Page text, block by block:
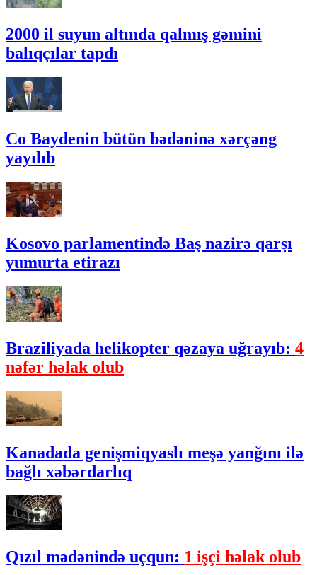
2000 il suyun altında qalmış gəmini
balıqçılar tapdı
Co Baydenin bütün bədəninə xərçəng
yayılıb
Kosovo parlamentində Baş nazirə qarşı
yumurta etirazı
Braziliyada helikopter qəzaya uğrayıb: 4
nəfər həlak olub
Kanadada genişmiqyaslı meşə yanğını ilə
bağlı xəbərdarlıq
Qızıl mədənində uçqun: 1 işçi həlak olub